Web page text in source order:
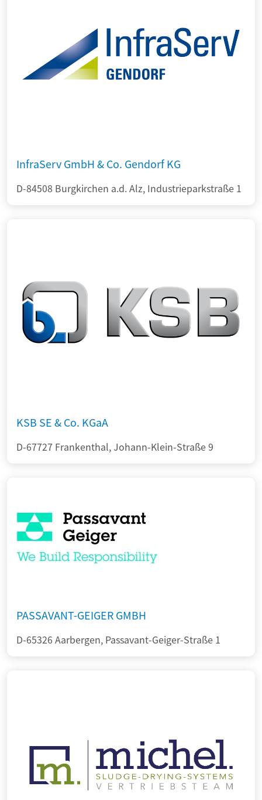
InfraServ GmbH & Co. Gendorf KG
D-84508 Burgkirchen a.d. Alz, Industrieparkstraße 1
KSB SE & Co. KGaA
D-67727 Frankenthal, Johann-Klein-Straße 9
PASSAVANT-GEIGER GMBH
D-65326 Aarbergen, Passavant-Geiger-Straße 1